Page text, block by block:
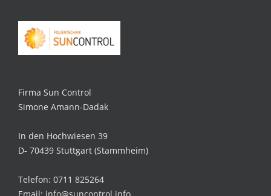
Firma Sun Control
Simone Amann-Dadak
In den Hochwiesen 39
D- 70439 Stuttgart (Stammheim)
Telefon: 0711 825264